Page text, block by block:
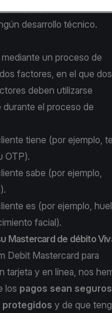
desarrollo técnico.
mediante un proceso de
factores, en el que
deben utilizarse
el proceso de
tiene (por ejemplo,
OTP).
sabe (por ejemplo,
es (por ejemplo,
facial).
Mastercard de débito
Debit Mastercard para
tarjeta y en línea, nos
los pagos sean
protegidos y de que